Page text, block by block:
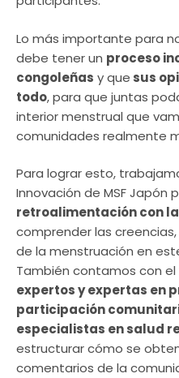
Lo más importante para
debe tener un proceso
congoleñas y que sus
todo, para que juntas
interior menstrual que
comunidades realmente
Para lograr esto,
Innovación de MSF Japón
retroalimentación con
comprender las
de la menstruación en
También contamos con el
expertos y expertas en
participación
especialistas en salud
estructurar cómo se
comentarios de la